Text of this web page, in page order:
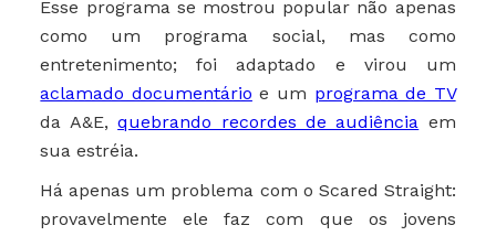
Esse programa se mostrou popular não apenas
como um programa social, mas como
entretenimento; foi adaptado e virou um
aclamado documentário e um programa de TV
da A&E,quebrando recordes de audiência em
sua estréia.
Há apenas um problema com o Scared Straight:
provavelmente ele faz com que os jovens